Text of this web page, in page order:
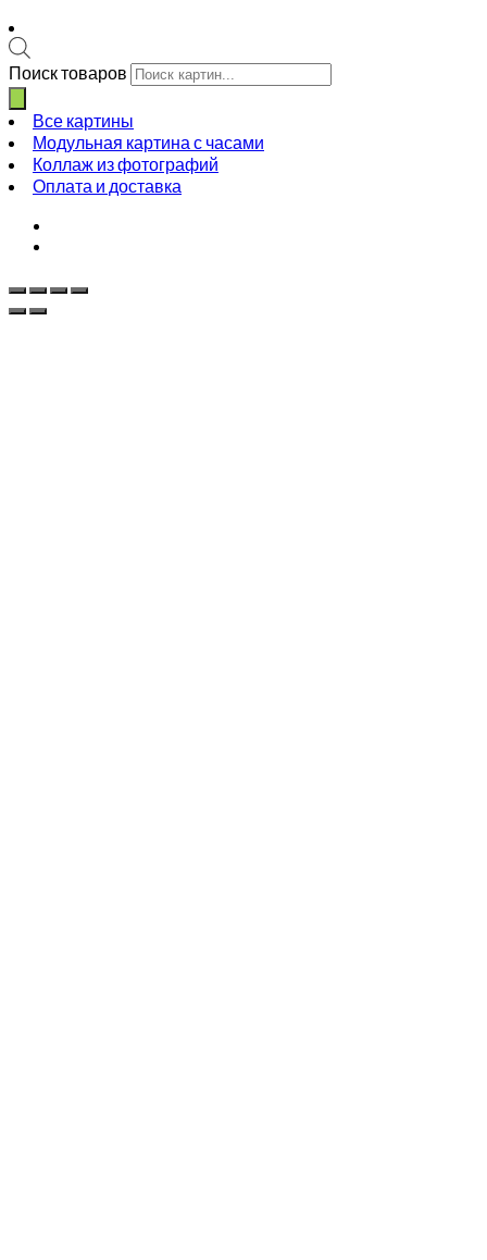
Поиск товаров
Все картины
Модульная картина с часами
Коллаж из фотографий
Оплата и доставка